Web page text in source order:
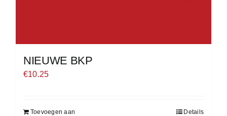
NIEUWE BKP
€10.25
Toevoegen aan
Details